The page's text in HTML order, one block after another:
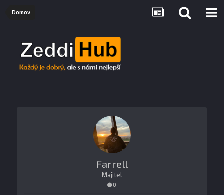
Domov
Farrell
Majitel
0